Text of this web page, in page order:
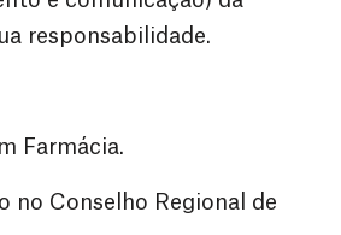
responsabilidade.
Farmácia.
no Conselho Regional de